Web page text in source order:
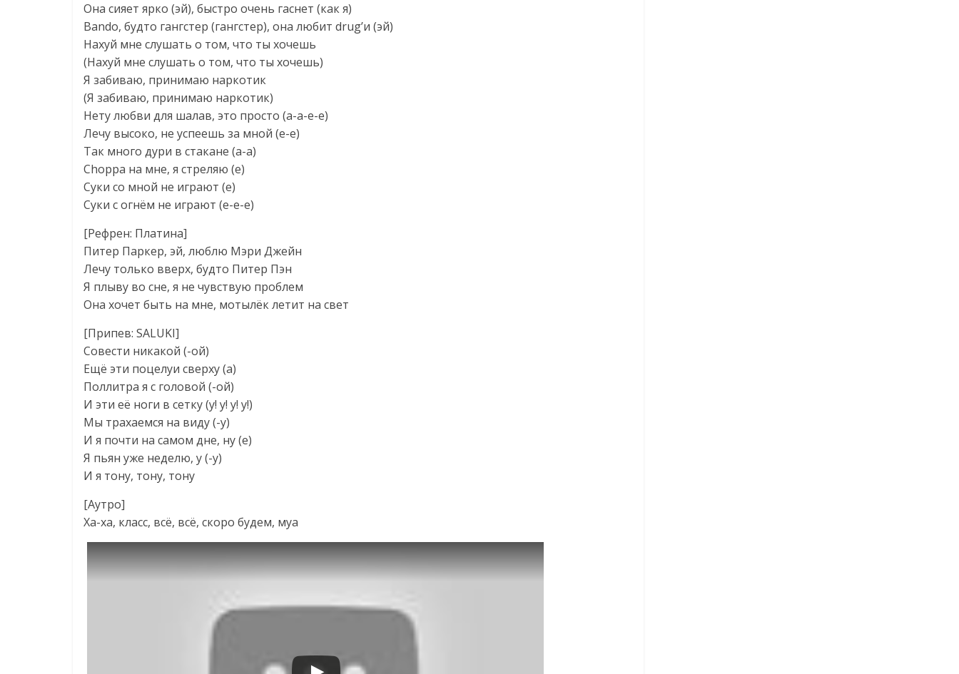
Она сияет ярко (эй), быстро очень гаснет (как я)
Bando, будто гангстер (гангстер), она любит drug’и (эй)
Нахуй мне слушать о том, что ты хочешь
(Нахуй мне слушать о том, что ты хочешь)
Я забиваю, принимаю наркотик
(Я забиваю, принимаю наркотик)
Нету любви для шалав, это просто (а-а-е-е)
Лечу высоко, не успеешь за мной (е-е)
Так много дури в стакане (а-а)
Choppa на мне, я стреляю (е)
Суки со мной не играют (е)
Суки с огнём не играют (е-е-е)
[Рефрен: Платина]
Питер Паркер, эй, люблю Мэри Джейн
Лечу только вверх, будто Питер Пэн
Я плыву во сне, я не чувствую проблем
Она хочет быть на мне, мотылёк летит на свет
[Припев: SALUKI]
Совести никакой (-ой)
Ещё эти поцелуи сверху (а)
Поллитра я с головой (-ой)
И эти её ноги в сетку (у! у! у! у!)
Мы трахаемся на виду (-у)
И я почти на самом дне, ну (е)
Я пьян уже неделю, у (-у)
И я тону, тону, тону
[Аутро]
Ха-ха, класс, всё, всё, скоро будем, муа